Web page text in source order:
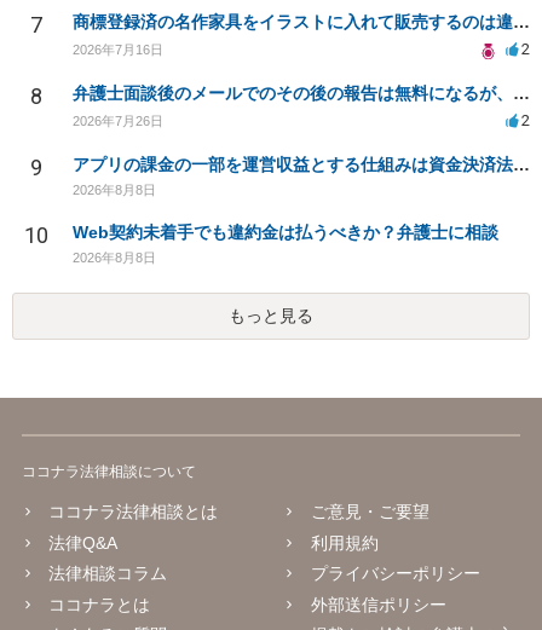
7 商標登録済の名作家具をイラストに入れて販売するのは違法でしょうか
2026年7月16日 2
8 弁護士面談後のメールでのその後の報告は無料になるが、弁護士として興味ありますか？
2026年7月26日 2
9 アプリの課金の一部を運営収益とする仕組みは資金決済法に該当しますか？
2026年8月8日
10 Web契約未着手でも違約金は払うべきか？弁護士に相談
2026年8月8日
もっと見る
ココナラ法律相談について
ココナラ法律相談とは
法律Q&A
法律相談コラム
ココナラとは
ご意見・ご要望
利用規約
プライバシーポリシー
外部送信ポリシー